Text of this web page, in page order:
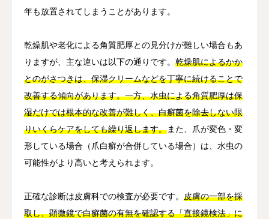
年も放置されてしまうことがあります。
乾燥肌や老化による角質肥厚との見分けが難しい場合もあ
りますが、主な違いは以下の通りです。 乾燥肌によるかか
とのがさつきは、保湿クリームなどを丁寧に続けることで
改善する傾向があります。一方、水虫による角質肥厚は保
湿だけでは根本的な改善が難しく、白癬菌を除去しない限
りいくらケアをしても繰り返します。また、爪が変色・変
形している場合（爪白癬が合併している場合）は、水虫の
可能性がより高いと考えられます。
正確な診断は皮膚科での検査が必要です。 皮膚の一部を採
取し、顕微鏡で白癬菌の有無を確認する「直接鏡検法」に